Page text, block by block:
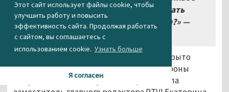
Этот сайт использует файлы cookie, чтобы
улучшить работу и повысить
эффективность сайта. Продолжая работать
с сайтом, вы соглашаетесь с
использованием cookie. Узнать больше
Я согласен
наказание. Разве не стыдно — работать
в парламенте и так низко себя вести?»—
заявила Дарья Жук.
Дарья Жук уже вторая журналистка, открыто
рассказавшая о домогательствах со стороны
депутата Леонида Слуцкого. Первой стала